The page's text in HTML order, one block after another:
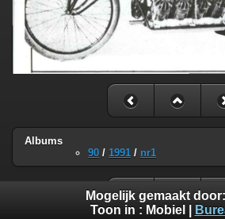
Albums
90 / 1991 / nr1
Mogelijk gemaakt door:
Toon in : Mobiel